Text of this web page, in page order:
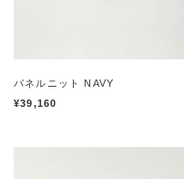
パネルニット NAVY
¥39,160